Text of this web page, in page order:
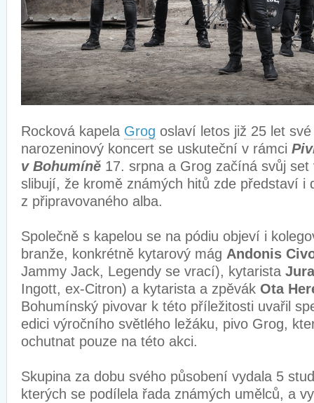
Rocková kapela Grog oslaví letos již 25 let
narozeninový koncert se uskuteční v rámci
v Bohumíně 17. srpna a Grog začíná svůj
slibují, že kromě známých hitů zde představí i
z připravovaného alba.
Společně s kapelou se na pódiu objeví i
branže, konkrétně kytarový mág Andonis
Jammy Jack, Legendy se vrací), kytarista
Ingott, ex-Citron) a kytarista a zpěvák Ota
Bohumínský pivovar k této příležitosti uvařil
edici výročního světlého ležáku, pivo Grog,
ochutnat pouze na této akci.
Skupina za dobu svého působení vydala 5
kterých se podílela řada známých umělců, a